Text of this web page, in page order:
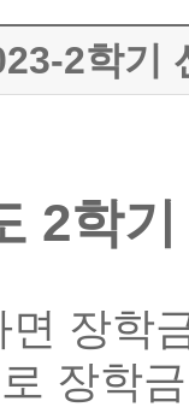
2학기
2학
장학
장학